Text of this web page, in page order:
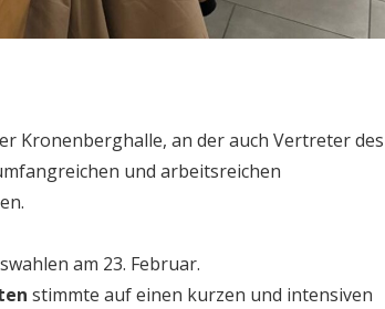
Kronenberghalle, an der auch Vertreter des
und arbeitsreichen
am 23. Februar.
stimmte auf einen kurzen und intensiven